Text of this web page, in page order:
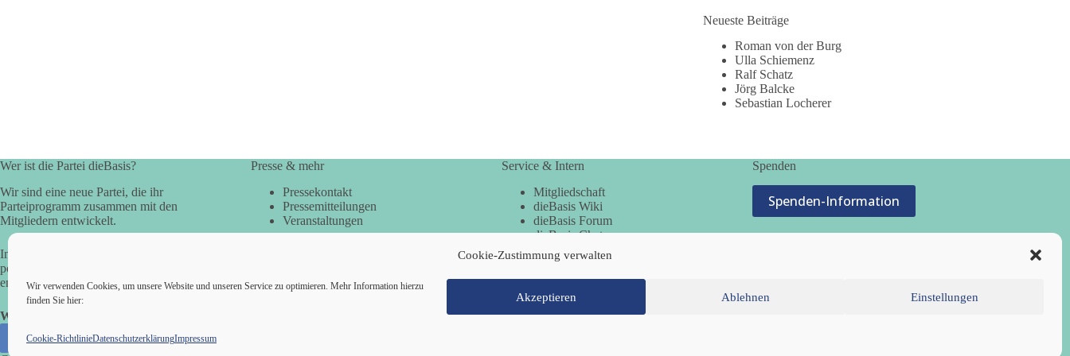
Cookie-Zustimmung verwalten
Wir verwenden Cookies, um unsere Website und unseren Service zu optimieren. Mehr Information hierzu
finden Sie hier:
Akzeptieren Ablehnen Einstellungen
Cookie-RichtlinieDatenschutzerklärungImpressum
Neueste Beiträge
Roman von der Burg
Ulla Schiemenz
Ralf Schatz
Jörg Balcke
Sebastian Locherer
Wer ist die Partei dieBasis?
Wir sind eine neue Partei, die ihr
Parteiprogramm zusammen mit den
Mitgliedern entwickelt.
In der Basisdemokratie werden die
politischen Fragen direkt vom Volk
entschieden.
Wir alle sind die Basis!
Presse & mehr
Pressekontakt
Pressemitteilungen
Veranstaltungen
Service & Intern
Mitgliedschaft
dieBasis Wiki
dieBasis Forum
dieBasis Chat
dieBasis Merchandising
Cookie-Zustimmung
Spenden
Spenden-Information